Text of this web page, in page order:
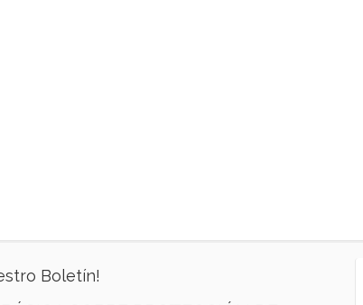
Boletín!